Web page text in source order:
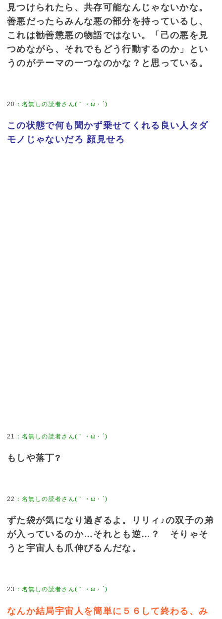
見つけられたら、共存可能なんじゃないかな。
善悪だったらみんな悪の部分を持っているし、
これは勧善懲悪の物語ではない。「己の悪を見
つめながら、それでもどう行動するのか」とい
うのがテーマの一つなのかな？と思っている。
20 ：名無しの読者さん(｀・ω・´)
この状態で何も聞かず乗せてくれる良い人タダ
モノじゃないだろ 顔見せろ
21 ：名無しの読者さん(｀・ω・´)
もしや落丁?
22 ：名無しの読者さん(｀・ω・´)
ずた袋が気になり過ぎるよ。リリィ♪の双子の弟
が入っているのか…それとも逆…？ そりゃそ
うと宇宙人も爪伸びるんだな。
23 ：名無しの読者さん(｀・ω・´)
なんか結局宇宙人を簡単に５６して終わる、み